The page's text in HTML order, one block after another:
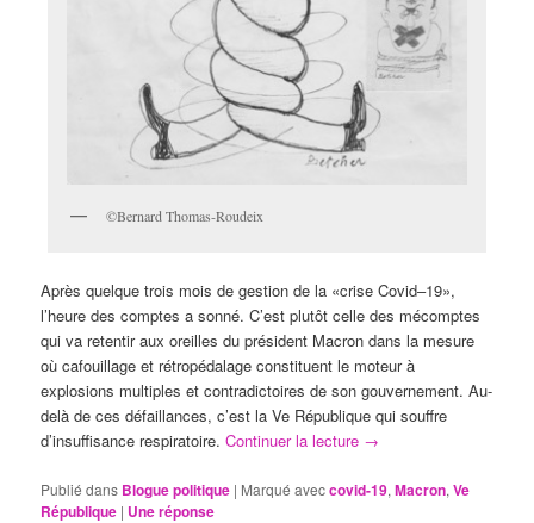
©Bernard Thomas-Roudeix
Après quelque trois mois de gestion de la «crise Covid–19»,
l’heure des comptes a sonné. C’est plutôt celle des mécomptes
qui va retentir aux oreilles du président Macron dans la mesure
où cafouillage et rétropédalage constituent le moteur à
explosions multiples et contradictoires de son gouvernement. Au-
delà de ces défaillances, c’est la Ve République qui souffre
d’insuffisance respiratoire.Continuer la lecture →
Publié dans Blogue politique | Marqué aveccovid-19,Macron,Ve
République | Uneréponse